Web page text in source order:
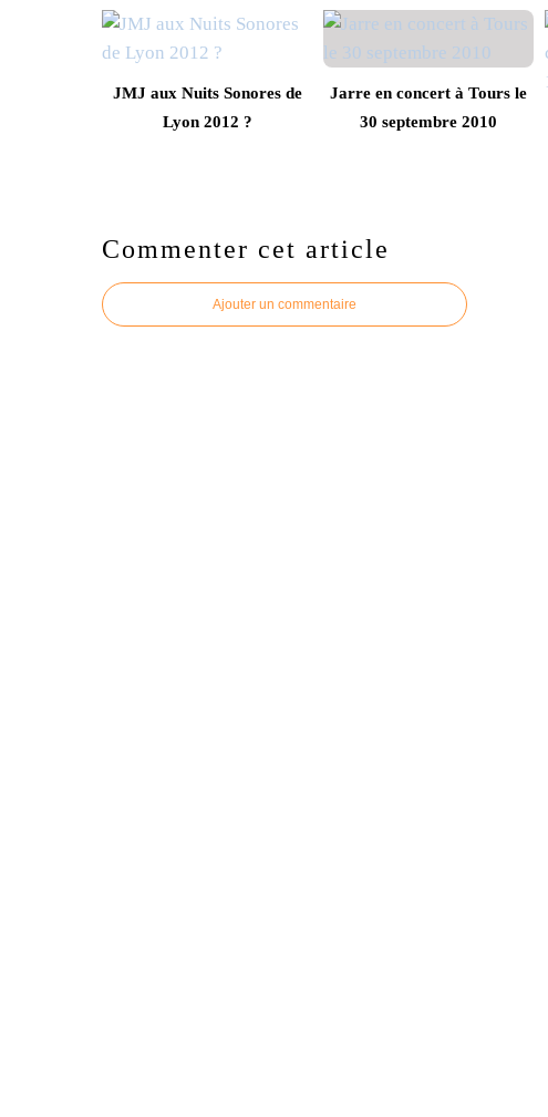
JMJ aux Nuits Sonores de
Lyon 2012 ?
Jarre en concert à Tours le
30 septembre 2010
Commenter cet article
Ajouter un commentaire